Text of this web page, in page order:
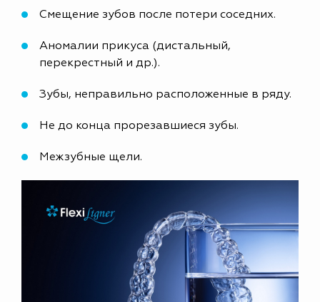
Смещение зубов после потери соседних.
Аномалии прикуса (дистальный,
перекрестный и др.).
Зубы, неправильно расположенные в ряду.
Не до конца прорезавшиеся зубы.
Межзубные щели.